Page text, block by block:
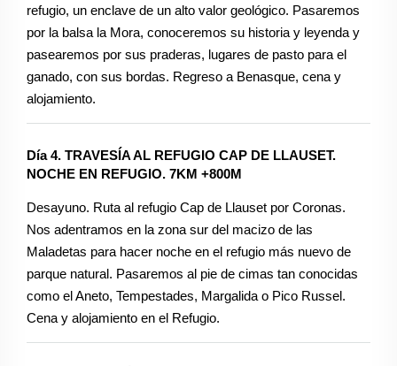
refugio, un enclave de un alto valor geológico. Pasaremos
por la balsa la Mora, conoceremos su historia y leyenda y
pasearemos por sus praderas, lugares de pasto para el
ganado, con sus bordas. Regreso a Benasque, cena y
alojamiento.
Día 4. TRAVESÍA AL REFUGIO CAP DE LLAUSET.
NOCHE EN REFUGIO. 7KM +800M
Desayuno. Ruta al refugio Cap de Llauset por Coronas.
Nos adentramos en la zona sur del macizo de las
Maladetas para hacer noche en el refugio más nuevo de
parque natural. Pasaremos al pie de cimas tan conocidas
como el Aneto, Tempestades, Margalida o Pico Russel.
Cena y alojamiento en el Refugio.